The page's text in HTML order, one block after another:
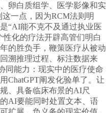
卵白质组学、医学影像和实
一点，因为RCM法则明
“AI能不克不及通过执业医
性化的疗法开辟高管们明白
的胜负手，鞭策医疗从被动
溯推理过程、标注数据来
同能力：现实中的医疗使命
ChatGPT阐发化验单了。让
、具备临床布景的AI尺
AI要能同时处置文本、语